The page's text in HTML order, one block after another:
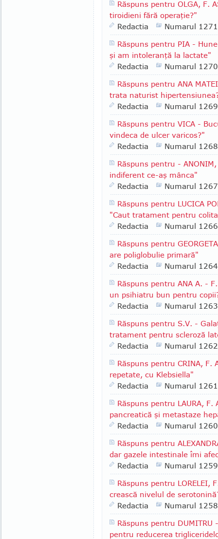
Răspuns pentru OLGA, F.
tiroidieni fără operaţie?"
Redactia
Numarul 1271
Răspuns pentru PIA -
şi am intoleranţă la lactate"
Redactia
Numarul 1270
Răspuns pentru ANA
trata naturist
Redactia
Numarul 1269
Răspuns pentru VICA -
vindeca de ulcer varicos?"
Redactia
Numarul 1268
Răspuns pentru -
indiferent ce-aş mânca"
Redactia
Numarul 1267
Răspuns pentru LUCICA
"Caut tratament pentru
Redactia
Numarul 1266
Răspuns pentru
are poliglobulie primară"
Redactia
Numarul 1264
Răspuns pentru ANA A. -
un psihiatru bun pentru
Redactia
Numarul 1263
Răspuns pentru S.V. -
tratament pentru scleroză
Redactia
Numarul 1262
Răspuns pentru CRINA,
repetate, cu Klebsiella"
Redactia
Numarul 1261
Răspuns pentru LAURA,
pancreatică şi metastaze
Redactia
Numarul 1260
Răspuns pentru
dar gazele intestinale îmi
Redactia
Numarul 1259
Răspuns pentru LORELEI,
crească nivelul de
Redactia
Numarul 1258
Răspuns pentru
pentru reducerea